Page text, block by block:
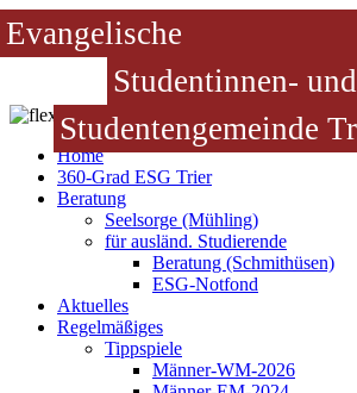
Evangelische
Studentinnen- und
Studentengemeinde
Home
360-Grad ESG Trier
Beratung
Seelsorge (Mühling)
für ausländ. Studierende
Beratung (Schmithüsen)
ESG-Notfond
Aktuelles
Regelmäßiges
Tippspiele
Männer-WM-2026